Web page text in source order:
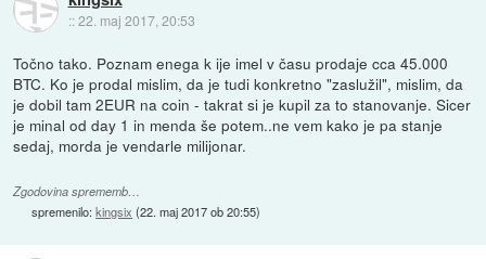
::22. maj 2017, 20:53
Točno tako. Poznam enega k ije imel v času prodaje cca 45.000
BTC. Ko je prodal mislim, da je tudi konkretno "zaslužil", mislim, da
je dobil tam 2EUR na coin - takrat si je kupil za to stanovanje. Sicer
je minal od day 1 in menda še potem..ne vem kako je pa stanje
sedaj, morda je vendarle milijonar.
Zgodovina sprememb…
spremenilo:kingsix (22. maj 2017 ob 20:55)